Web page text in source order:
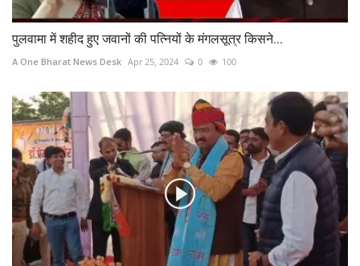
पुलवामा में शहीद हुए जवानों की पत्नियों के मंगलसूत्र किसने...
A One Bharat News Desk Apr 25, 2024 0 100